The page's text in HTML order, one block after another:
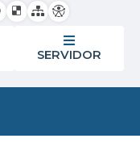
SERVIDOR